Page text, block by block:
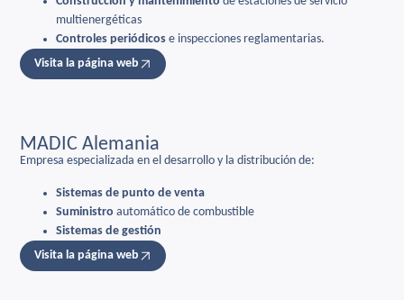
multienergéticas
Controles periódicos e inspecciones reglamentarias.
Visita la página web
MADIC Alemania
Empresa especializada en el desarrollo y la distribución de:
Sistemas de punto de venta
Suministro automático de combustible
Sistemas de gestión
Visita la página web